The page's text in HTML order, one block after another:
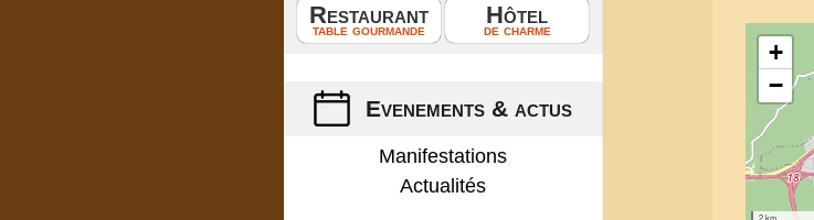
Restaurant
table gourmande
Hôtel
de charme
Evenements & actus
Manifestations
Actualités
+
−
2 km